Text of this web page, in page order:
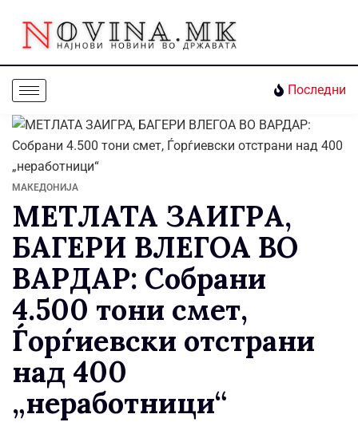
Последни
МАКЕДОНИЈА
МЕТЛАТА ЗАИГРА,
БАГЕРИ ВЛЕГОА ВО
ВАРДАР: Собрани
4.500 тони смет,
Ѓорѓиевски отстрани
над 400
„неработници“